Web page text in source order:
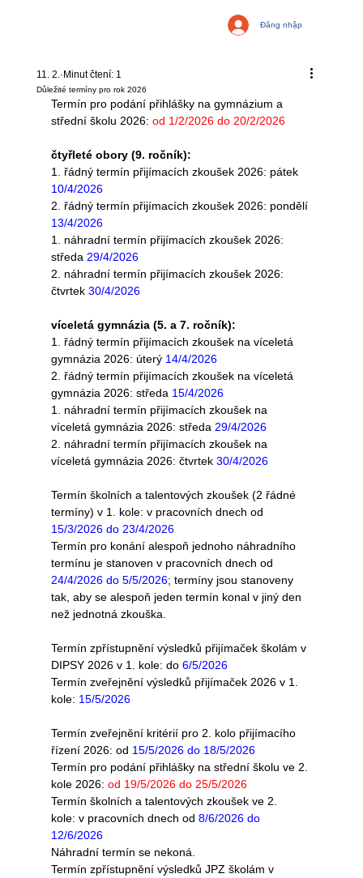
Đăng nhập
Důležité termíny pro rok 2026
11. 2. Minut čtení: 1
Termín pro podání přihlášky na gymnázium a
střední školu 2026: od 1/2/2026 do 20/2/2026
čtyřleté obory (9. ročník):
1. řádný termín přijímacích zkoušek 2026: pátek
10/4/2026
2. řádný termín přijímacích zkoušek 2026: pondělí
13/4/2026
1. náhradní termín přijímacích zkoušek 2026:
středa 29/4/2026
2. náhradní termín přijímacích zkoušek 2026:
čtvrtek 30/4/2026
víceletá gymnázia (5. a 7. ročník):
1. řádný termín přijímacích zkoušek na víceletá
gymnázia 2026: úterý 14/4/2026
2. řádný termín přijímacích zkoušek na víceletá
gymnázia 2026: středa 15/4/2026
1. náhradní termín přijímacích zkoušek na
víceletá gymnázia 2026: středa 29/4/2026
2. náhradní termín přijímacích zkoušek na
víceletá gymnázia 2026: čtvrtek 30/4/2026
Termín školních a talentových zkoušek (2 řádné
termíny) v 1. kole: v pracovních dnech od
15/3/2026 do 23/4/2026
Termín pro konání alespoň jednoho náhradního
termínu je stanoven v pracovních dnech od
24/4/2026 do 5/5/2026; termíny jsou stanoveny
tak, aby se alespoň jeden termín konal v jiný den
než jednotná zkouška.
Termín zpřístupnění výsledků přijímaček školám v
DIPSY 2026 v 1. kole: do 6/5/2026
Termín zveřejnění výsledků přijímaček 2026 v 1.
kole: 15/5/2026
Termín zveřejnění kritérií pro 2. kolo přijímacího
řízení 2026: od 15/5/2026 do 18/5/2026
Termín pro podání přihlášky na střední školu ve 2.
kole 2026: od 19/5/2026 do 25/5/2026
Termín školních a talentových zkoušek ve 2.
kole: v pracovních dnech od 8/6/2026 do
12/6/2026
Náhradní termín se nekoná.
Termín zpřístupnění výsledků JPZ školám v